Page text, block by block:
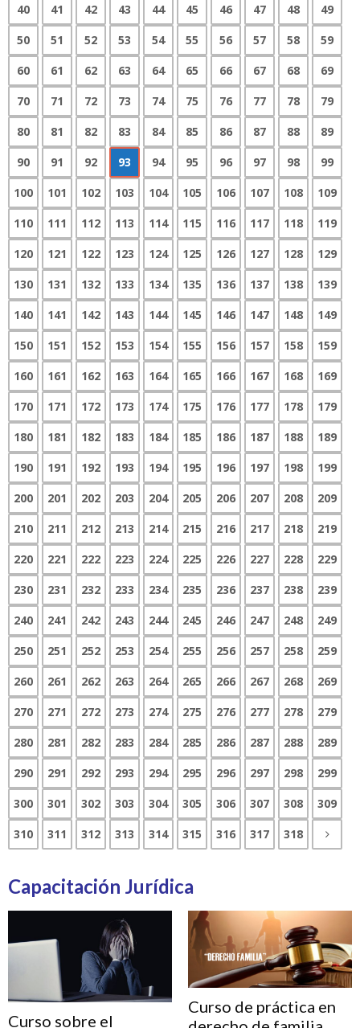
40
41 42 43 44 45 46 47 48
49
50
51 52 53 54 55 56 57 58
59
60
61 62 63 64 65 66 67 68
69
70
71 72 73 74 75 76 77 78
79
80
81 82 83 84 85 86 87 88
89
90
91 92 93 94 95 96 97 98
99
100
101 102 103 104 105 106 107 108
109
110
111 112 113 114 115 116 117 118
119
120
121 122 123 124 125 126 127 128
129
130
131 132 133 134 135 136 137 138
139
140
141 142 143 144 145 146 147 148
149
150
151 152 153 154 155 156 157 158
159
160
161 162 163 164 165 166 167 168
169
170
171 172 173 174 175 176 177 178
179
180
181 182 183 184 185 186 187 188
189
190
191 192 193 194 195 196 197 198
199
200
201 202 203 204 205 206 207 208
209
210
211 212 213 214 215 216 217 218
219
220
221 222 223 224 225 226 227 228
229
230
231 232 233 234 235 236 237 238
239
240
241 242 243 244 245 246 247 248
249
250
251 252 253 254 255 256 257 258
259
260
261 262 263 264 265 266 267 268
269
270
271 272 273 274 275 276 277 278
279
280
281 282 283 284 285 286 287 288
289
290
291 292 293 294 295 296 297 298
299
300
301 302 303 304 305 306 307 308
309
310
311 312 313 314 315 316 317 318
Capacitación Jurídica
Curso sobre el
Curso de práctica en